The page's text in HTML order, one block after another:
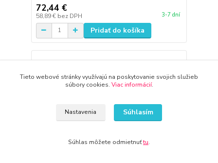
72,44 €
58,89 € bez DPH 3-7 dní
Pridať do košíka
Tieto webové stránky využívajú na poskytovanie svojich služieb
súbory cookies. Viac informácií.
Nastavenia Súhlasím
Súhlas môžete odmietnuťtu.